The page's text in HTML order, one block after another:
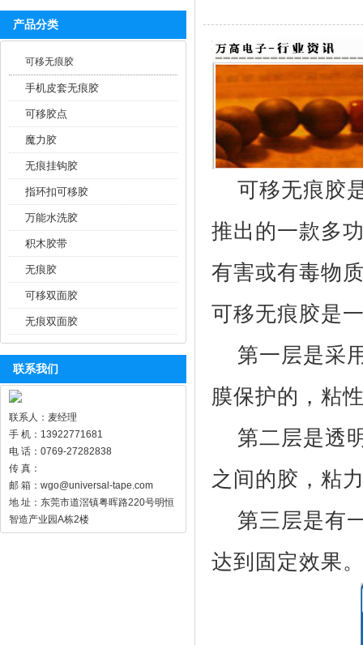
产品分类
可移无痕胶
手机皮套无痕胶
可移胶点
魔力胶
无痕挂钩胶
指环扣可移胶
万能水洗胶
积木胶带
无痕胶
可移双面胶
无痕双面胶
联系我们
联系人：麦经理
手 机：13922771681
电 话：0769-27282838
传 真：
邮 箱：wgo@universal-tape.com
地 址：东莞市道滘镇粤晖路220号明恒
智造产业园A栋2楼
可移无痕胶
推出的一款多
有害或有毒物
可移无痕胶是
第一层是采
膜保护的，粘
第二层是透
之间的胶，粘
第三层是有
达到固定效果